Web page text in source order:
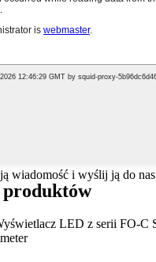
wiadomość i wyślij ją do nas